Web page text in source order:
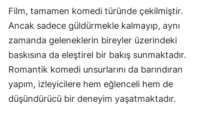
Film, tamamen komedi türünde çekilmiştir.
Ancak sadece güldürmekle kalmayıp, aynı
zamanda geleneklerin bireyler üzerindeki
baskısına da eleştirel bir bakış sunmaktadır.
Romantik komedi unsurlarını da barındıran
yapım, izleyicilere hem eğlenceli hem de
düşündürücü bir deneyim yaşatmaktadır.